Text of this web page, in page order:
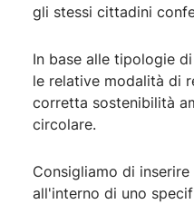
gli stessi cittadini
In base alle tipologie
le relative modalità di
corretta sostenibilità
circolare.
Consigliamo di
all'interno di uno